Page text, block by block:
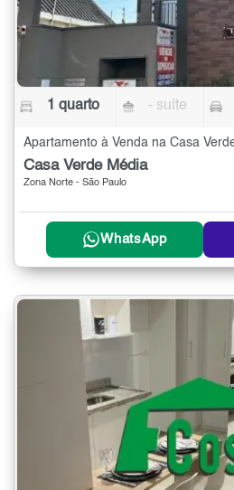
1 quarto - suíte
Casa Verde Média
Zona Norte - São Paulo
WhatsApp